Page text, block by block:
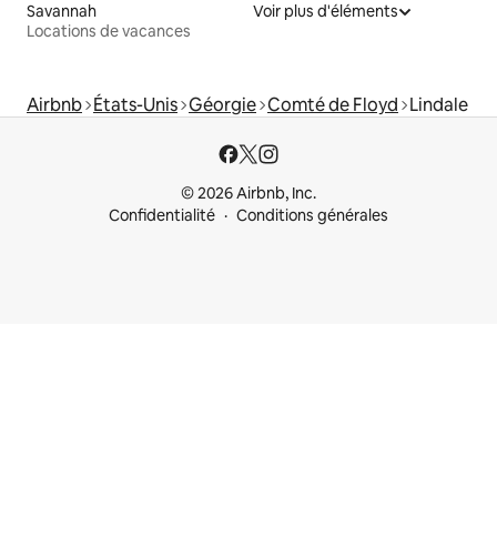
Savannah
Locations de vacances
Voir plus d'éléments
Airbnb États-Unis Géorgie Comté de Floyd Lindale
© 2026 Airbnb, Inc.
Confidentialité
Conditions générales